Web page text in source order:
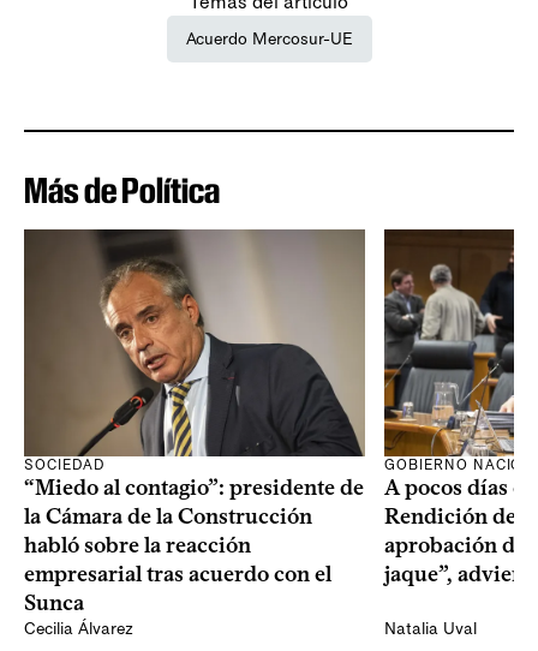
Acuerdo Mercosur-UE
Más de Política
SOCIEDAD
“Miedo al contagio”: presidente de
la Cámara de la Construcción
habló sobre la reacción
empresarial tras acuerdo con el
Sunca
Cecilia Álvarez
GOBIERNO
A pocos días
Rendición de
aprobación del
jaque”,
Natalia Uval